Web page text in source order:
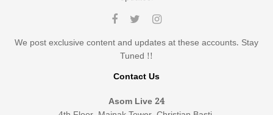
We post exclusive content and updates at these accounts. Stay
Tuned !!
Contact Us
Asom Live 24